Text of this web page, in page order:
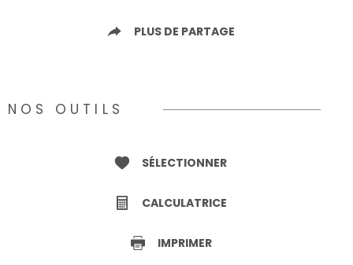
PLUS DE PARTAGE
NOS OUTILS
SÉLECTIONNER
CALCULATRICE
IMPRIMER